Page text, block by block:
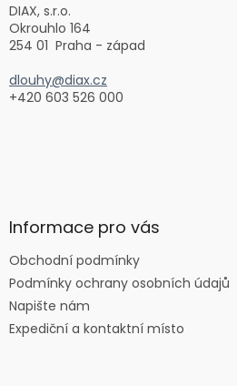
DIAX, s.r.o.
Okrouhlo 164
254 01 Praha - západ
dlouhy@diax.cz
+420 603 526 000
Informace pro vás
Obchodní podmínky
Podmínky ochrany osobních údajů
Napište nám
Expediční a kontaktní místo